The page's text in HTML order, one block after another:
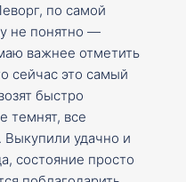
по самой
не понятно —
важнее отметить
сейчас это самый
быстро
темнят, все
удачно и
состояние просто